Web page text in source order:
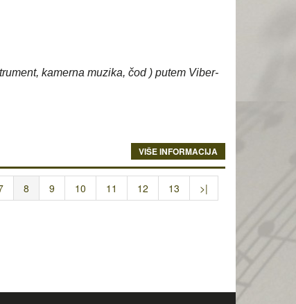
kamerna muzika, čod ) putem Viber-
VIŠE INFORMACIJA
8 9 10 11 12 13 >|